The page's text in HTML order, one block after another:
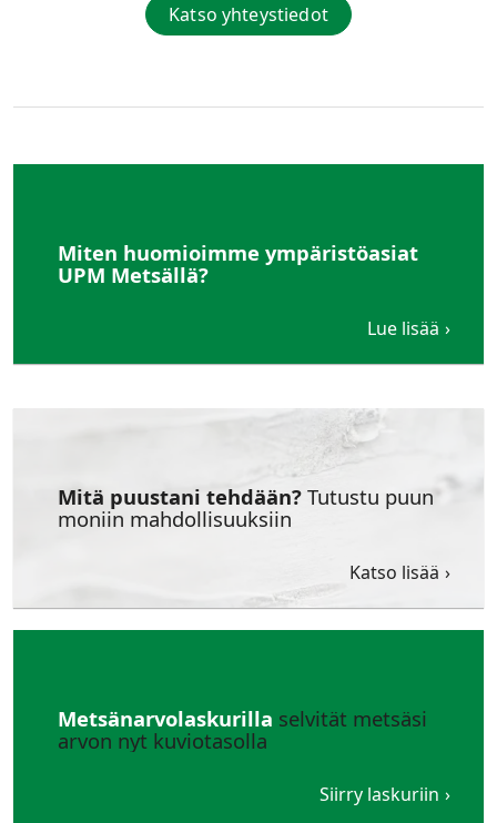
Katso yhteystiedot
Miten huomioimme ympäristöasiat
UPM Metsällä?
Lue lisää
Mitä puustani tehdään? Tutustu puun
moniin mahdollisuuksiin
Katso lisää
Metsänarvolaskurilla selvität metsäsi
arvon nyt kuviotasolla
Siirry laskuriin